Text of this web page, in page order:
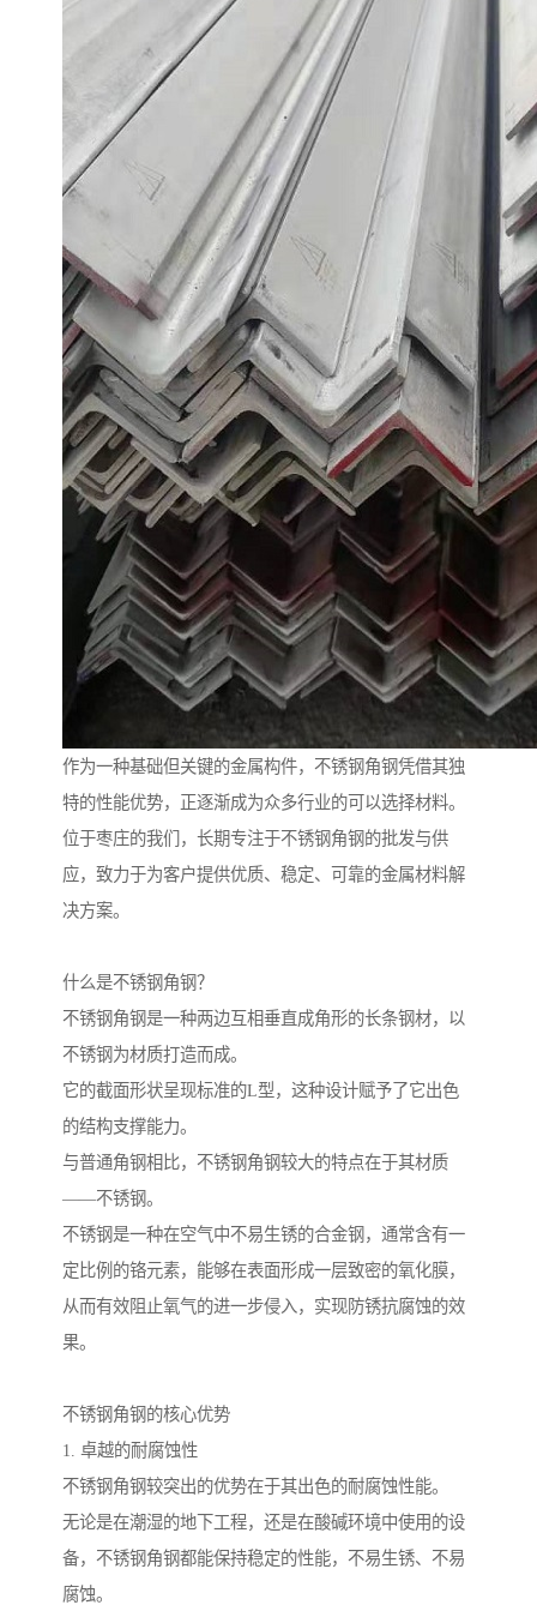
作为一种基础但关键的金属构件，不锈钢角钢凭借其独
特的性能优势，正逐渐成为众多行业的可以选择材料。
位于枣庄的我们，长期专注于不锈钢角钢的批发与供
应，致力于为客户提供优质、稳定、可靠的金属材料解
决方案。
什么是不锈钢角钢？
不锈钢角钢是一种两边互相垂直成角形的长条钢材，以
不锈钢为材质打造而成。
它的截面形状呈现标准的L型，这种设计赋予了它出色
的结构支撑能力。
与普通角钢相比，不锈钢角钢较大的特点在于其材质
——不锈钢。
不锈钢是一种在空气中不易生锈的合金钢，通常含有一
定比例的铬元素，能够在表面形成一层致密的氧化膜，
从而有效阻止氧气的进一步侵入，实现防锈抗腐蚀的效
果。
不锈钢角钢的核心优势
1. 卓越的耐腐蚀性
不锈钢角钢较突出的优势在于其出色的耐腐蚀性能。
无论是在潮湿的地下工程，还是在酸碱环境中使用的设
备，不锈钢角钢都能保持稳定的性能，不易生锈、不易
腐蚀。